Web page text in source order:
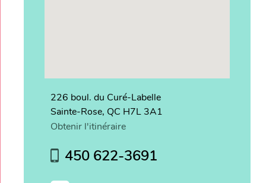
226 boul. du Curé-Labelle
Sainte-Rose, QC H7L 3A1
Obtenir l'itinéraire
450 622-3691